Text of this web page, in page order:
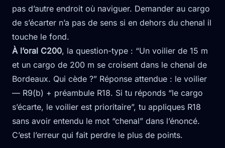
pas d’autre endroit où naviguer. Demander au cargo
de s’écarter n’a pas de sens si en dehors du chenal il
touche le fond.
À l’oral C200, la question-type : “Un voilier de 15 m
et un cargo de 200 m se croisent dans le chenal de
Bordeaux. Qui cède ?” Réponse attendue : le voilier
— R9(b) + préambule R18. Si tu réponds “le cargo
s’écarte, le voilier est prioritaire”, tu appliques R18
sans avoir entendu le mot “chenal” dans l’énoncé.
C’est l’erreur qui fait perdre le plus de points.